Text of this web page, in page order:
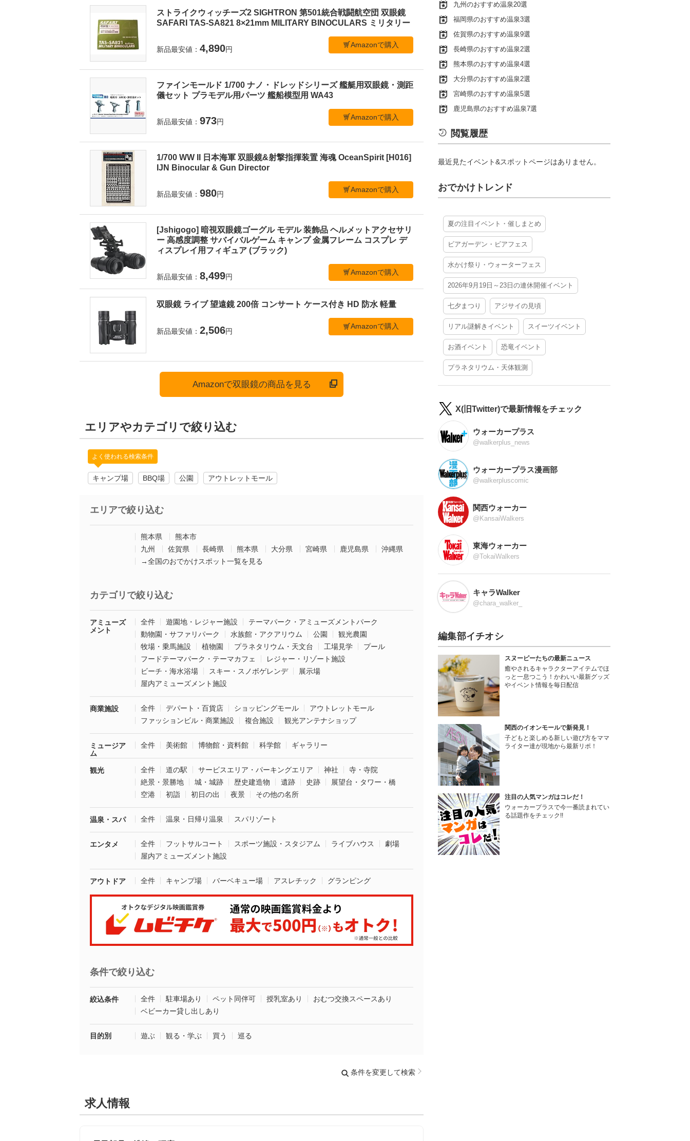
ストライクウィッチーズ2 SIGHTRON 第501統合戦闘航空団 双眼鏡
SAFARI TAS-SA821 8×21mm MILITARY BINOCULARS ミリタリー
新品最安値： 4,890円
Amazonで購入
ファインモールド 1/700 ナノ・ドレッドシリーズ 艦艇用双眼鏡・測距
儀セット プラモデル用パーツ 艦船模型用 WA43
新品最安値： 973円
Amazonで購入
1/700 WW II 日本海軍 双眼鏡&射撃指揮装置 海魂 OceanSpirit [H016]
IJN Binocular & Gun Director
新品最安値： 980円
Amazonで購入
[Jshigogo] 暗視双眼鏡ゴーグル モデル 装飾品 ヘルメットアクセサリ
ー 高感度調整 サバイバルゲーム キャンプ 金属フレーム コスプレ デ
ィスプレイ用フィギュア (ブラック)
新品最安値： 8,499円
Amazonで購入
双眼鏡 ライブ 望遠鏡 200倍 コンサート ケース付き HD 防水 軽量
新品最安値： 2,506円
Amazonで購入
Amazonで双眼鏡の商品を見る
エリアやカテゴリで絞り込む
よく使われる検索条件
キャンプ場 BBQ場 公園 アウトレットモール
エリアで絞り込む
熊本県
熊本市
九州
佐賀県 長崎県 熊本県 大分県 宮崎県 鹿児島県
沖縄県
→全国のおでかけスポット一覧を見る
カテゴリで絞り込む
アミューズ
メント
全件 遊園地・レジャー施設
テーマパーク・アミューズメントパーク
動物園・サファリパーク
水族館・アクアリウム 公園
観光農園
牧場・乗馬施設
植物園 プラネタリウム・天文台 工場見学
プール
フードテーマパーク・テーマカフェ
レジャー・リゾート施設
ビーチ・海水浴場
スキー・スノボゲレンデ
展示場
屋内アミューズメント施設
商業施設 全件 デパート・百貨店 ショッピングモール
アウトレットモール
ファッションビル・商業施設
複合施設 観光アンテナショップ
ミュージア
ム
全件 美術館 博物館・資料館 科学館 ギャラリー
観光 全件 道の駅 サービスエリア・パーキングエリア 神社
寺・寺院
絶景・景勝地
城・城跡 歴史建造物 遺跡 史跡
展望台・タワー・橋
空港
初詣 初日の出 夜景 その他の名所
温泉・スパ 全件 温泉・日帰り温泉 スパリゾート
エンタメ 全件 フットサルコート スポーツ施設・スタジアム ライブハウス
劇場
屋内アミューズメント施設
アウトドア 全件 キャンプ場 バーベキュー場 アスレチック グランピング
条件で絞り込む
絞込条件 全件 駐車場あり ペット同伴可 授乳室あり
おむつ交換スペースあり
ベビーカー貸し出しあり
目的別 遊ぶ 観る・学ぶ 買う 巡る
条件を変更して検索
求人情報
九州のおすすめ温泉20選
福岡県のおすすめ温泉3選
佐賀県のおすすめ温泉9選
長崎県のおすすめ温泉2選
熊本県のおすすめ温泉4選
大分県のおすすめ温泉2選
宮崎県のおすすめ温泉5選
鹿児島県のおすすめ温泉7選
閲覧履歴
最近見たイベント&スポットページはありません。
おでかけトレンド
夏の注目イベント・催しまとめ
ビアガーデン・ビアフェス
水かけ祭り・ウォーターフェス
2026年9月19日～23日の連休開催イベント
七夕まつり アジサイの見頃
リアル謎解きイベント スイーツイベント
お酒イベント 恐竜イベント
プラネタリウム・天体観測
X(旧Twitter)で最新情報をチェック
ウォーカープラス
@walkerplus_news
ウォーカープラス漫画部
@walkerpluscomic
関西ウォーカー
@KansaiWalkers
東海ウォーカー
@TokaiWalkers
キャラWalker
@chara_walker_
編集部イチオシ
スヌーピーたちの最新ニュース
癒やされるキャラクターアイテムでほ
っと一息つこう！かわいい最新グッズ
やイベント情報を毎日配信
関西のイオンモールで新発見！
子どもと楽しめる新しい遊び方をママ
ライター達が現地から最新リポ！
注目の人気マンガはコレだ！
ウォーカープラスで今一番読まれてい
る話題作をチェック!!